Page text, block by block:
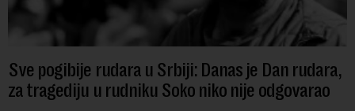
Sve pogibije rudara u Srbiji: Danas je Dan rudara,
za tragediju u rudniku Soko niko nije odgovarao